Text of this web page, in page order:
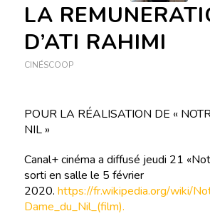
LA
D’ATI RAHIMI
CINÉSCOOP
POUR LA RÉALISATION DE «
NIL »
Canal+ cinéma a diffusé jeudi 21
sorti en salle le 5 février
2020. https://fr.wikipedia.org/wiki/
Dame_du_Nil_(film).